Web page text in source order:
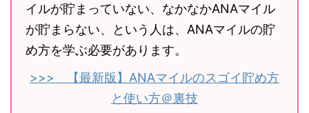
イルが貯まっていない、なかなかANAマイル
が貯まらない、という人は、ANAマイルの貯
め方を学ぶ必要があります。
>>> 【最新版】ANAマイルのスゴイ貯め方
と使い方＠裏技